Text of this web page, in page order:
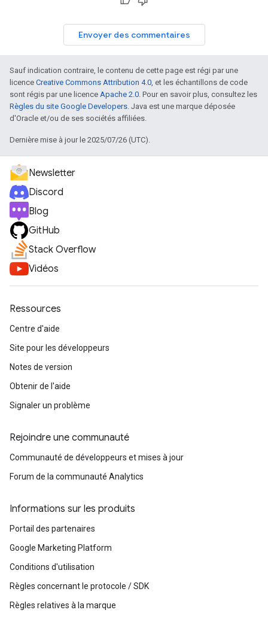
Envoyer des commentaires
Sauf indication contraire, le contenu de cette page est régi par une
licence Creative Commons Attribution 4.0, et les échantillons de code
sont régis par une licence Apache 2.0. Pour en savoir plus, consultez les
Règles du site Google Developers. Java est une marque déposée
d'Oracle et/ou de ses sociétés affiliées.
Dernière mise à jour le 2025/07/26 (UTC).
Newsletter
Discord
Blog
GitHub
Stack Overflow
Vidéos
Ressources
Centre d'aide
Site pour les développeurs
Notes de version
Obtenir de l'aide
Signaler un problème
Rejoindre une communauté
Communauté de développeurs et mises à jour
Forum de la communauté Analytics
Informations sur les produits
Portail des partenaires
Google Marketing Platform
Conditions d'utilisation
Règles concernant le protocole / SDK
Règles relatives à la marque